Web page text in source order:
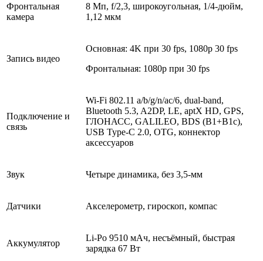
Фронтальная
камера
8 Мп, f/2,3, широкоугольная, 1/4-дюйм,
1,12 мкм
Запись видео
Основная: 4K при 30 fps, 1080p 30 fps
Фронтальная: 1080p при 30 fps
Подключение и
связь
Wi-Fi 802.11 a/b/g/n/ac/6, dual-band,
Bluetooth 5.3, A2DP, LE, aptX HD, GPS,
ГЛОНАСС, GALILEO, BDS (B1+B1c),
USB Type-C 2.0, OTG, коннектор
аксессуаров
Звук Четыре динамика, без 3,5-мм
Датчики Акселерометр, гироскоп, компас
Аккумулятор
Li-Po 9510 мАч, несъёмный, быстрая
зарядка 67 Вт